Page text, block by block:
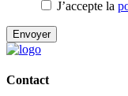
J’accepte la
Contact